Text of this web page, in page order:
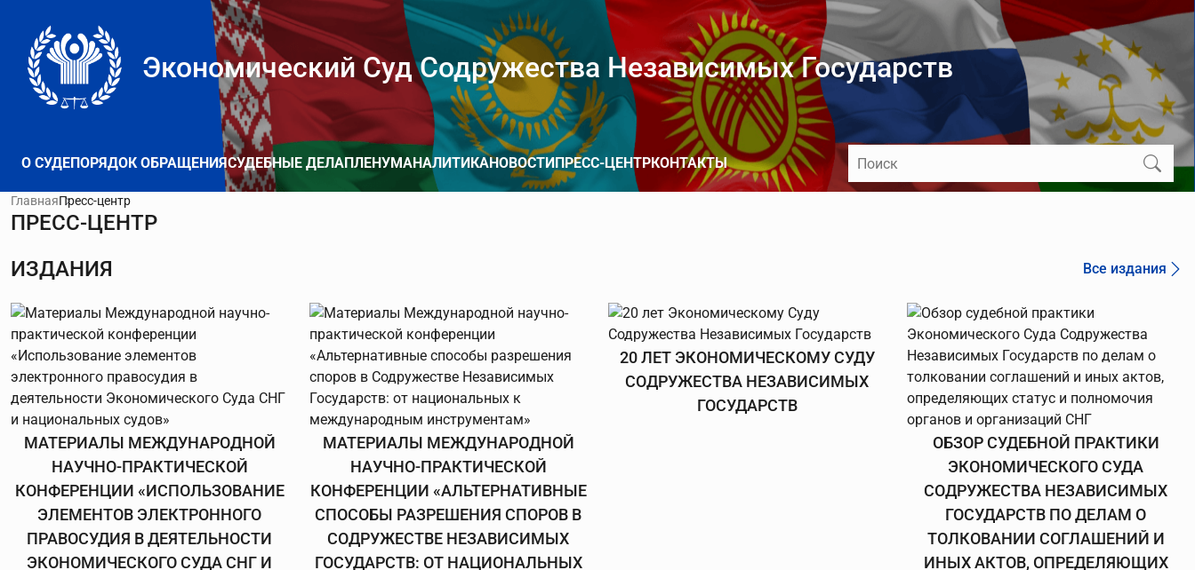
Экономический Суд Содружества Независимых Государств
О СУДЕПОРЯДОК ОБРАЩЕНИЯСУДЕБНЫЕ ДЕЛАПЛЕНУМАНАЛИТИКАНОВОСТИПРЕСС-ЦЕНТРКОНТАКТЫ
ГлавнаяПресс-центр
ПРЕСС-ЦЕНТР
ИЗДАНИЯ
Все издания
МАТЕРИАЛЫ МЕЖДУНАРОДНОЙ
НАУЧНО-ПРАКТИЧЕСКОЙ
КОНФЕРЕНЦИИ «ИСПОЛЬЗОВАНИЕ
ЭЛЕМЕНТОВ ЭЛЕКТРОННОГО
ПРАВОСУДИЯ В ДЕЯТЕЛЬНОСТИ
ЭКОНОМИЧЕСКОГО СУДА СНГ И
МАТЕРИАЛЫ МЕЖДУНАРОДНОЙ
НАУЧНО-ПРАКТИЧЕСКОЙ
КОНФЕРЕНЦИИ «АЛЬТЕРНАТИВНЫЕ
СПОСОБЫ РАЗРЕШЕНИЯ СПОРОВ В
СОДРУЖЕСТВЕ НЕЗАВИСИМЫХ
ГОСУДАРСТВ: ОТ НАЦИОНАЛЬНЫХ
20 ЛЕТ ЭКОНОМИЧЕСКОМУ СУДУ
СОДРУЖЕСТВА НЕЗАВИСИМЫХ
ГОСУДАРСТВ
ОБЗОР СУДЕБНОЙ ПРАКТИКИ
ЭКОНОМИЧЕСКОГО СУДА
СОДРУЖЕСТВА НЕЗАВИСИМЫХ
ГОСУДАРСТВ ПО ДЕЛАМ О
ТОЛКОВАНИИ СОГЛАШЕНИЙ И
ИНЫХ АКТОВ, ОПРЕДЕЛЯЮЩИХ